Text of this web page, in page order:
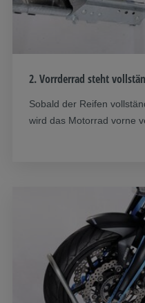
2. Vorrderrad steht
Sobald der Reifen
wird das Motorrad vorne